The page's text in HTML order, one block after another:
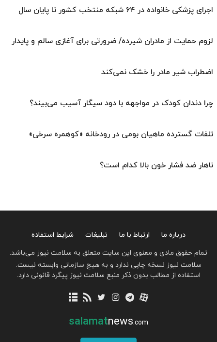
اجرای پزشکی خانواده در ۶۴ شبکه منتخب کشور تا پایان سال
لزوم حمایت از مادران شیرده/ ضرورتی برای آغازی سالم و پایدار
اضطراب شیر مادر را خشک نمی‌کند
چرا دندان کودک در مواجهه با دود سیگار آسیب می‌بیند؟
تلفات گسترده ماهیان بومی در رودخانه «کوهمره سرخی»
ناهار ضد فشار خون بالا کدام است؟
درباره ما ارتباط با ما تبلیغات
شرایط استفاده
تمام حقوق مادی و معنوی این سایت متعلق به سلامت نیوز می‌باشد.
سلامت نیوز نسخه چاپی ندارد و به هیچ سازمانی وابسته نیست.
استفاده از مطالب بدون ذکر منبع سلامت نیوز پیگرد قانونی دارد.
salamatnews.com